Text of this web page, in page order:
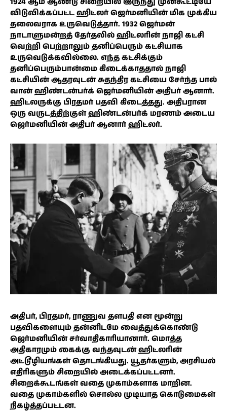
விடுவிக்கப்பட்ட ஹிட்லர் ஜெர்மனியின் மிக முக்கிய
தலைவராக உருவெடுத்தார். 1932 ஜெர்மன்
நாடாளுமன்றத் தேர்தலில் ஹிட்லரின் நாஜி கட்சி
வெற்றி பெற்றாலும் தனிப்பெரும் கட்சியாக
உருவெடுக்கவில்லை. எந்த கட்சிக்கும்
தனிப்பெரும்பான்மை கிடைக்காததால் நாஜி
கட்சியின் ஆதரவுடன் சுதந்திர கட்சியை சேர்ந்த பால்
வான் ஹிண்டன்பர்க் ஜெர்மனியின் அதிபர் ஆனார்.
ஹிட்லருக்கு பிரதமர் பதவி கிடைத்தது. அதிபரான
ஒரு வருடத்திற்குள் ஹிண்டன்பர்க் மரணம் அடைய
ஜெர்மனியின் அதிபர் ஆனார் ஹிட்லர்.
அதிபர், பிரதமர், ராணுவ தளபதி என மூன்று
பதவிகளையும் தன்னிடமே வைத்துக்கொண்டு
ஜெர்மனியின் சர்வாதிகாரியானார். மொத்த
அதிகாரமும் கைக்கு வந்தவுடன் ஹிட்லரின்
அட்டூழியங்கள் தொடங்கியது. யூதர்களும், அரசியல்
எதிரிகளும் சிறையில் அடைக்கப்பட்டனர்.
சிறைக்கூடங்கள் வதை முகாம்களாக மாறின.
வதை முகாம்களில் சொல்ல முடியாத கொடுமைகள்
நிகழ்த்தப்பட்டன.